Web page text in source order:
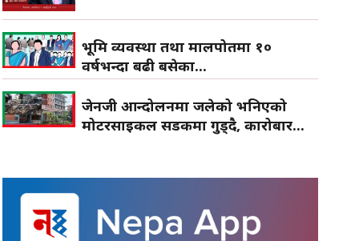
भूमि व्यवस्था तथा मालपोतमा १०
वर्षभन्दा बढी बसेका...
जेनजी आन्दोलनमा जलेको भनिएको
मोटरसाइकल सडकमा गुड्दै, कारोबार...